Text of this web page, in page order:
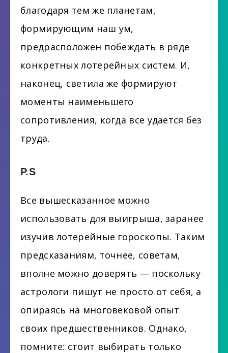
благодаря тем же планетам,
формирующим наш ум,
предрасположен побеждать в ряде
конкретных лотерейных систем. И,
наконец, светила же формируют
моменты наименьшего
сопротивления, когда все удается без
труда.
P.S
Все вышесказанное можно
использовать для выигрыша, заранее
изучив лотерейные гороскопы. Таким
предсказаниям, точнее, советам,
вполне можно доверять — поскольку
астрологи пишут не просто от себя, а
опираясь на многовековой опыт
своих предшественников. Однако,
помните: стоит выбирать только